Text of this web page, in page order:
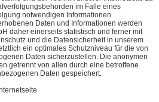
im Falle eines
notwendigen Informationen
Daten und Informationen werden
daher einerseits statistisch und ferner mit
und die Datensicherheit in unserem
ein optimales Schutzniveau für die von
Daten sicherzustellen. Die anonymen
getrennt von allen durch eine betroffene
Daten gespeichert.